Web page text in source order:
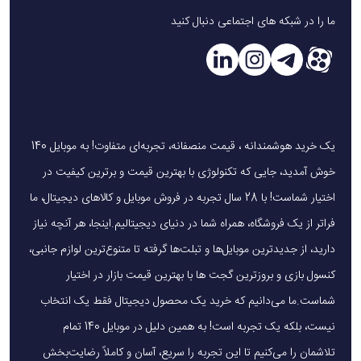
حرارت، جریان اضافی و ولتاژ غیر استاندارد است و از سلامت باتری
دستگاه‌ها محافظت می‌کند.
برخلاف شارژرهای معمولی، شارژر آمایا 3 در 1 مدل AWC-01
امکان شارژ همزمان چند دستگاه، طراحی زیبا، سیستم ایمنی کامل
و سرعت بالاتر را ارائه می‌دهد.
ما را در شبکه های اجتماعی دنبال کنید
یک خرید هوشمندانه ، قیمت منصفانه، تجربه‌ای متفاوت! به موبایل 140
خوش آمدید، جایی که تکنولوژی با بهترین قیمت و برترین کیفیت در
اختیار شماست! با 28 سال تجربه در فروش موبایل و کالاهای دیجیتال، ما
فراتر از یک فروشگاه، همراه شما در دنیای دیجیتالیم.اینجا، هر آنچه نیاز
دارید، از جدیدترین موبایل‌ها و تبلت‌ها گرفته تا متنوع‌ترین لوازم جانبی،
کنسول بازی و بروزترین گجت ها با بهترین قیمت بازار در اختیار
شماست.ما می‌دانیم که خرید یک محصول دیجیتال فقط یک انتخاب
نیست، بلکه یک تجربه است! به همین دلیل در موبایل 140 تمام
تلاشمان را می‌کنیم تا این تجربه را سریع، آسان و کاملاً رضایت‌بخش